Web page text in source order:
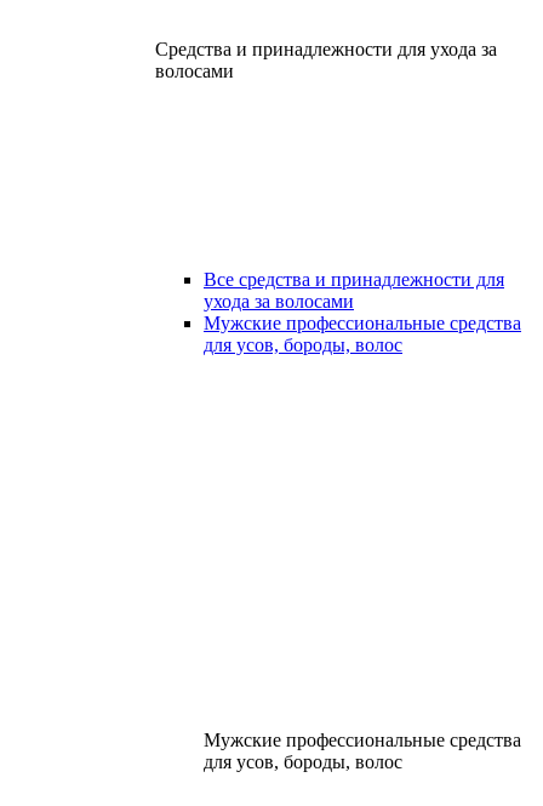
Средства и принадлежности для ухода за
волосами
Все средства и принадлежности для
ухода за волосами
Мужские профессиональные средства
для усов, бороды, волос
Мужские профессиональные средства
для усов, бороды, волос